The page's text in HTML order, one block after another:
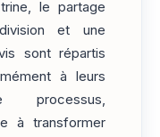
le partage
et une
sont répartis
à leurs
à transformer